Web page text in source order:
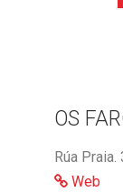
OS
Rúa
Web